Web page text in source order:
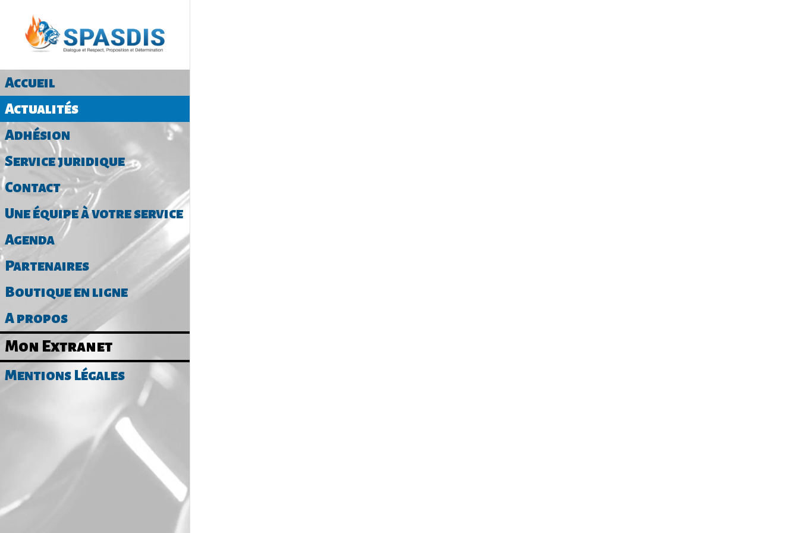
Accueil
Actualités
Adhésion
Service juridique
Contact
Une équipe à votre service
Agenda
Partenaires
Boutique en ligne
A propos
Mon Extranet
Mentions Légales